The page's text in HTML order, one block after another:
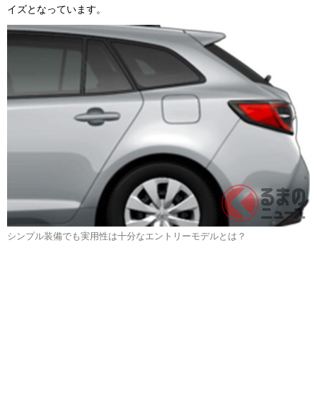
イズとなっています。
シンプル装備でも実用性は十分なエントリーモデルとは？